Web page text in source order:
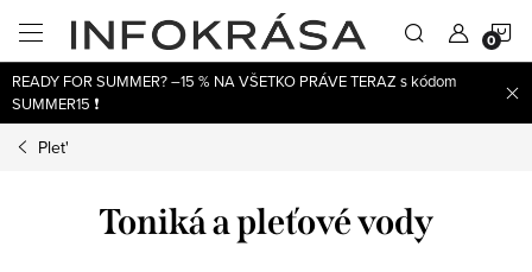
obsah
READY FOR SUMMER? –15 % NA VŠETKO PRÁVE TERAZ s kódom
SUMMER15 ❗
Plet'
Toniká a pleťové vody